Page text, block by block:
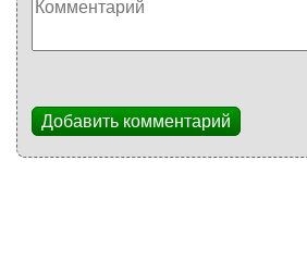
Добавить комментарий